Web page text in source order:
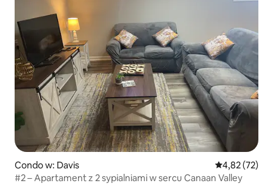
Condo w: Davis Średnia
4,82 (72)
#2 – Apartament z 2 sypialniami w sercu Canaan Valley